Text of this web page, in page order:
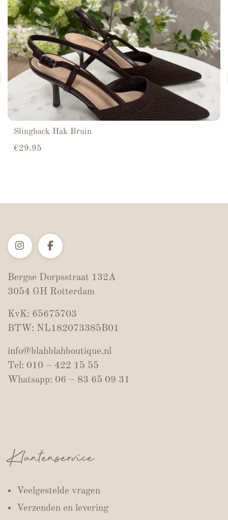
Slingback Hak Bruin
€29.95
Bergse Dorpsstraat 132A
3054 GH Rotterdam
KvK: 65675703
BTW: NL182073385B01
info@blahblahboutique.nl
Tel: 010 – 422 15 55
Whatsapp: 06 – 83 65 09 31
Klantenservice
Veelgestelde vragen
Verzenden en levering